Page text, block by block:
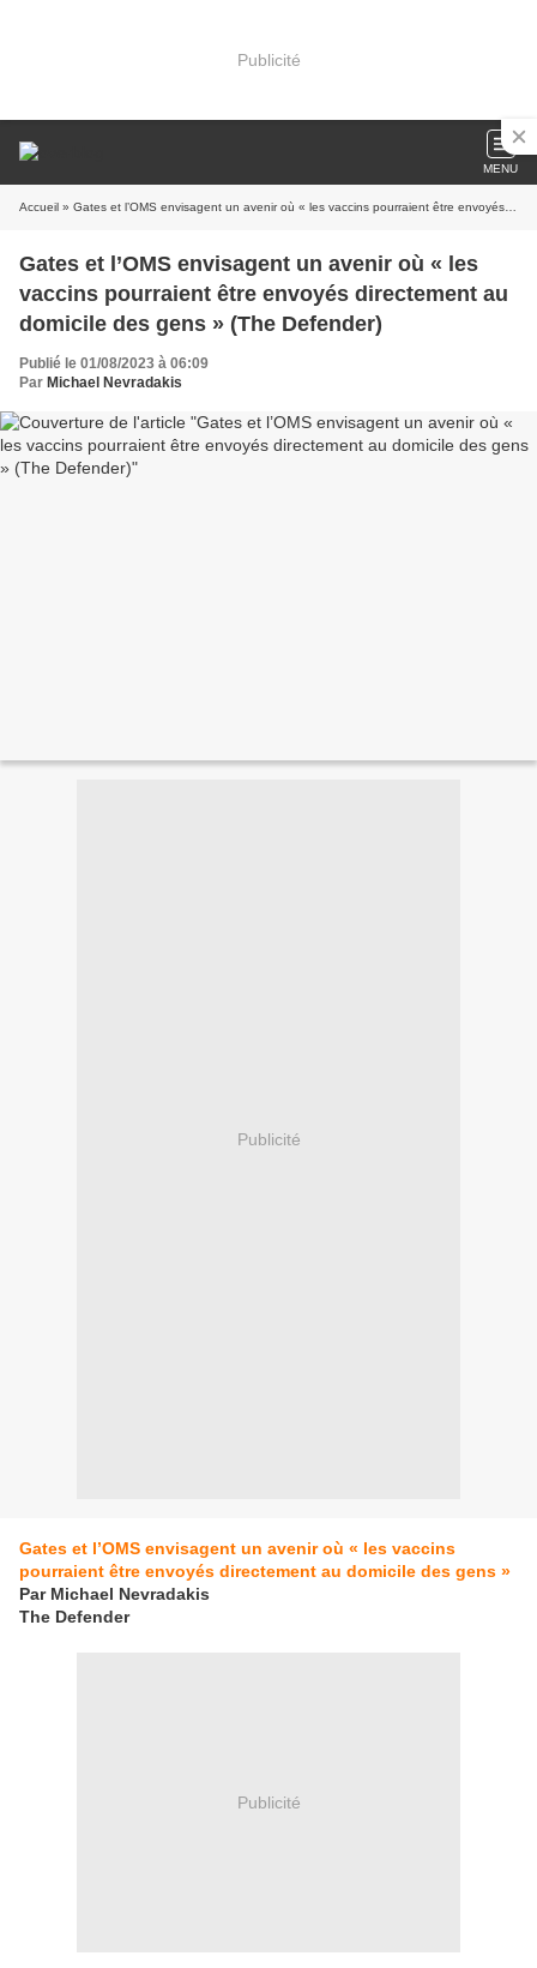
Publicité
MENU
Accueil » Gates et l’OMS envisagent un avenir où « les vaccins pourraient être envoyés directement au domicile des gens » (The Defender)
Gates et l’OMS envisagent un avenir où « les
vaccins pourraient être envoyés directement au
domicile des gens » (The Defender)
Publié le 01/08/2023 à 06:09
Par Michael Nevradakis
Publicité
Gates et l’OMS envisagent un avenir où « les vaccins
pourraient être envoyés directement au domicile des gens »
Par Michael Nevradakis
The Defender
Publicité